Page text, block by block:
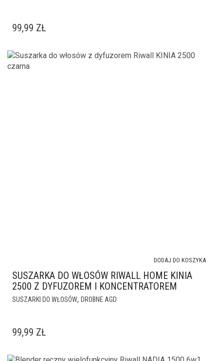
99,99 ZŁ
SUSZARKA DO WŁOSÓW RIWALL HOME KINIA
2500 Z DYFUZOREM I KONCENTRATOREM
SUSZARKI DO WŁOSÓW, DROBNE AGD
DODAJ DO KOSZYKA
99,99 ZŁ